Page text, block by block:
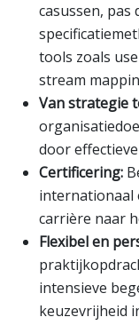
casussen, pas
tools zoals
stream
Van strategie
door
Certificering:
internationaal
carrière naar
Flexibel en
intensieve
keuzevrijheid